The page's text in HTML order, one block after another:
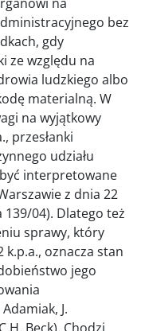
bez
gdy
ze względu na
ludzkiego albo
materialną. W
na wyjątkowy
przesłanki
udziału
interpretowane
z dnia 22
139/04). Dlatego też
sprawy, który
k.p.a., oznacza stan
jego
J.